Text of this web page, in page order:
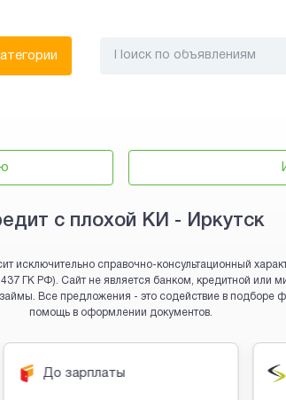
с плохой КИ - Иркутск
исключительно справочно-консультационный
437 ГК РФ). Сайт не является банком, кредитной или
Все предложения - это содействие в подборе
помощь в оформлении документов.
До зарплаты